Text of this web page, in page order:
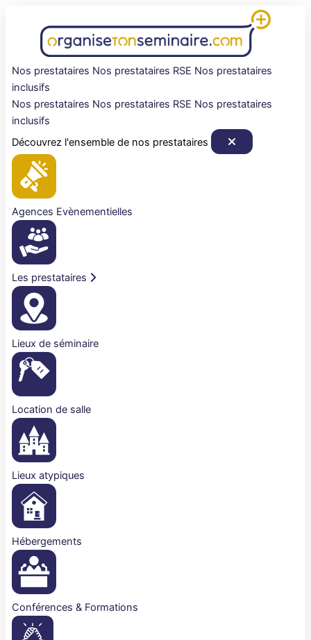
Nos prestataires Nos prestataires RSE Nos prestataires
inclusifs
Nos prestataires Nos prestataires RSE Nos prestataires
inclusifs
Découvrez l'ensemble de nos prestataires
Agences Evènementielles
Les prestataires
Lieux de séminaire
Location de salle
Lieux atypiques
Hébergements
Conférences & Formations